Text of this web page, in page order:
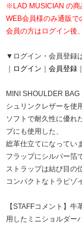
※LAD MUSICIAN の商
WEB会員様のみ通販で
会員の方はログイン後
▼ログイン・会員登録
｜ ログイン ｜ 会員登録 ｜
MINI SHOULDER BAG
シュリンクレザーを使
ソフトで耐久性に優れ
プにも使用した、
総革仕立てになってい
フラップにシルバー箔
ストラップは結び目の
コンパクトなトラピゾ
【STAFFコメント】
用したミニショルダー